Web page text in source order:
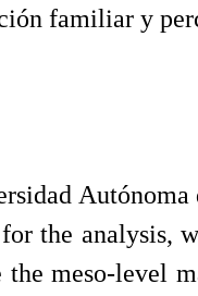
familiar y
Autónoma
the analysis,
meso-level